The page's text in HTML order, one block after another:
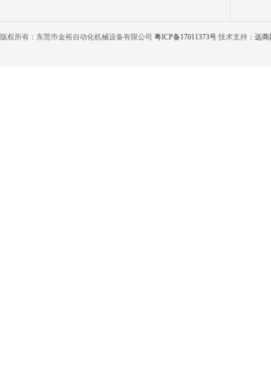
版权所有：东莞巿金裕自动化机械设备有限公司 粤ICP备17011373号 技术支持： 远商